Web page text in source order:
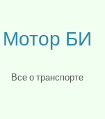
Мотор БИ
Все о транспорте